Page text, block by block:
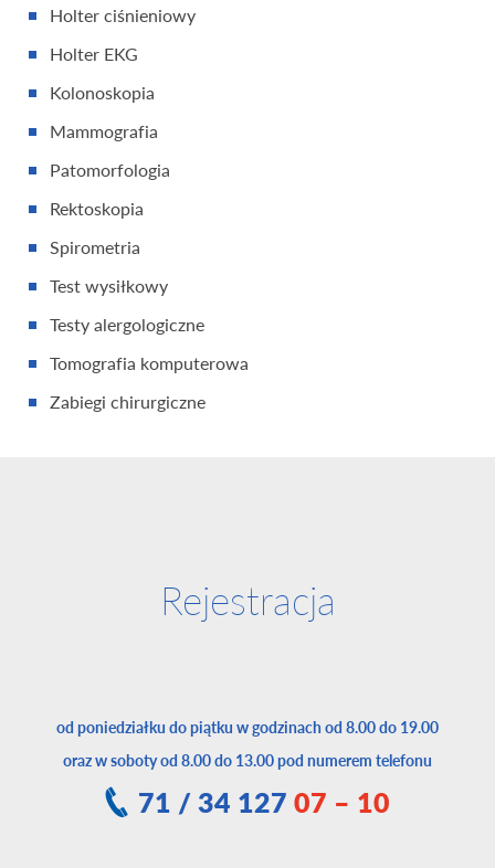
Holter ciśnieniowy
Holter EKG
Kolonoskopia
Mammografia
Patomorfologia
Rektoskopia
Spirometria
Test wysiłkowy
Testy alergologiczne
Tomografia komputerowa
Zabiegi chirurgiczne
Rejestracja
od poniedziałku do piątku w godzinach od 8.00 do 19.00
oraz w soboty od 8.00 do 13.00 pod numerem telefonu
71 / 34 12707 – 10